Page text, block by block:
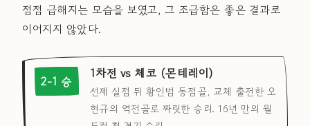
점점 급해지는 모습을 보였고, 그 조급함은 좋은 결과로
이어지지 않았다.
2-1 승
1차전 vs 체코 (몬테레이)
선제 실점 뒤 황인범 동점골, 교체 출전한 오
현규의 역전골로 짜릿한 승리. 16년 만의 월